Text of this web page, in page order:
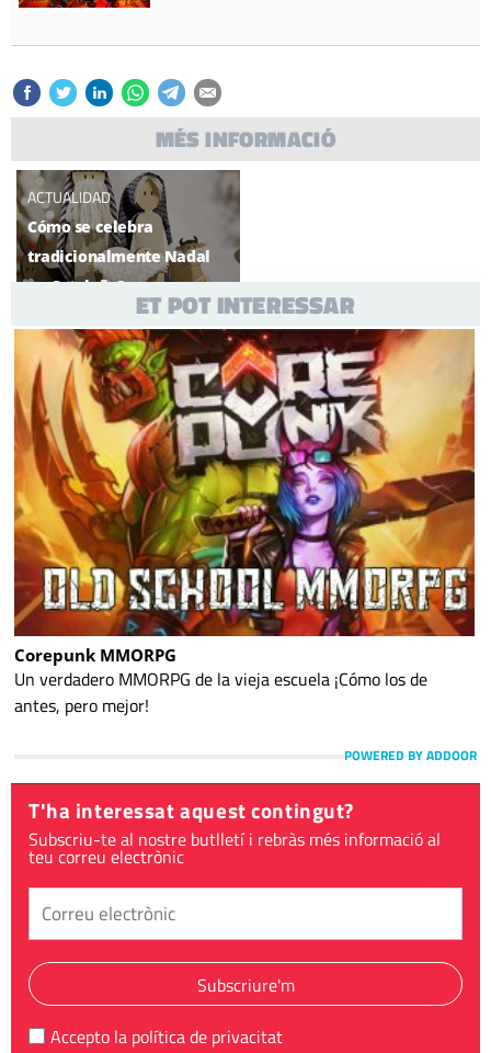
MÉS INFORMACIÓ
ACTUALIDAD
Cómo se celebra
tradicionalmente Nadal
en Cataluña?
ET POT INTERESSAR
Corepunk MMORPG
Un verdadero MMORPG de la vieja escuela ¡Cómo los de
antes, pero mejor!
POWERED BY ADDOOR
T'ha interessat aquest contingut?
Subscriu-te al nostre butlletí i rebràs més informació al
teu correu electrònic
Subscriure'm
Accepto la política de privacitat